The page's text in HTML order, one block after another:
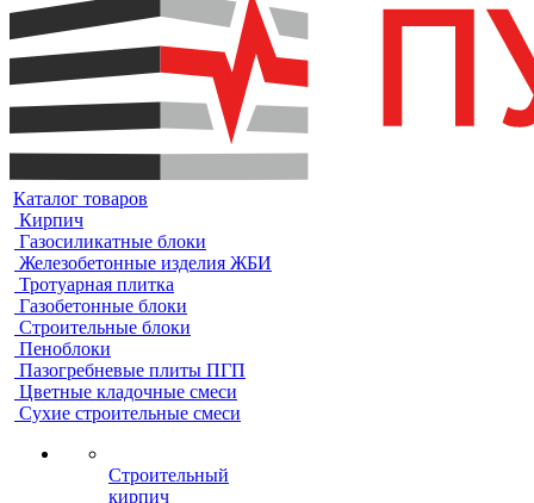
Каталог товаров
Кирпич
Газосиликатные блоки
Железобетонные изделия ЖБИ
Тротуарная плитка
Газобетонные блоки
Строительные блоки
Пеноблоки
Пазогребневые плиты ПГП
Цветные кладочные смеси
Сухие строительные смеси
Строительный
кирпич